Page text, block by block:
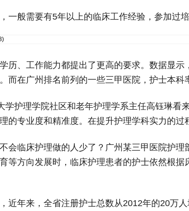
一般需要有5年以上的临床工作经验，参加过
历、工作能力都提出了更高的要求。数据显
而在广州排名前列的一些三甲医院，护士本科
学护理学院社区和老年护理学系主任高钰琳
的专业度和精准度。在提升护理学科实力的
会临床护理做的人少了？广州某三甲医院护
等方向发展时，临床护理患者的护士依然根
近年来，全省注册护士总数从2012年的20万